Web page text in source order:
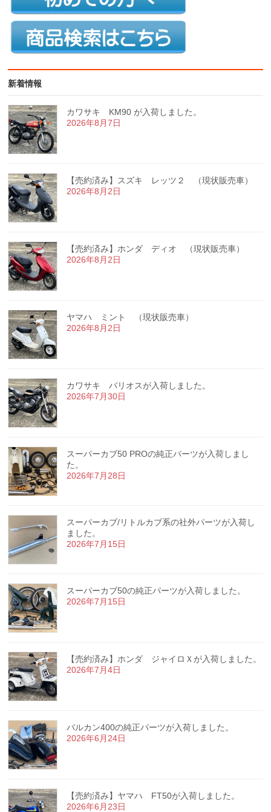
新着情報
カワサキ KM90 が入荷しました。
2026年8月7日
【売約済み】スズキ レッツ２ （現状販売車）
2026年8月2日
【売約済み】ホンダ ディオ （現状販売車）
2026年8月2日
ヤマハ ミント （現状販売車）
2026年8月2日
カワサキ バリオスが入荷しました。
2026年7月30日
スーパーカブ50 PROの純正パーツが入荷しまし
た。
2026年7月28日
スーパーカブ/リトルカブ系の社外パーツが入荷し
ました。
2026年7月15日
スーパーカブ50の純正パーツが入荷しました。
2026年7月15日
【売約済み】ホンダ ジャイロＸが入荷しました。
2026年7月4日
バルカン400の純正パーツが入荷しました。
2026年6月24日
【売約済み】ヤマハ FT50が入荷しました。
2026年6月23日